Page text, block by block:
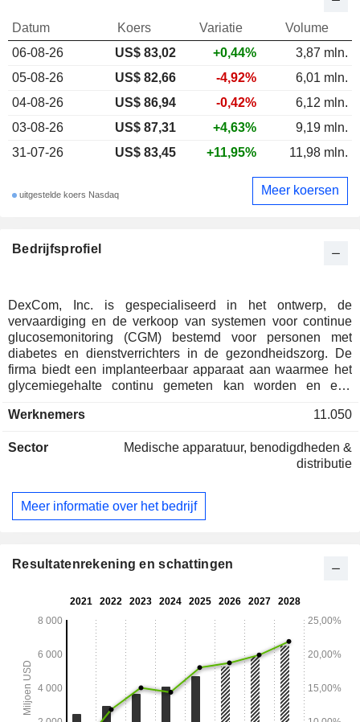
Bedrijfsprofiel
DexCom, Inc. is gespecialiseerd in het ontwerp, de
vervaardiging en de verkoop van systemen voor continue
glucosemonitoring (CGM) bestemd voor personen met
diabetes en dienstverrichters in de gezondheidszorg. De
firma biedt een implanteerbaar apparaat aan waarmee het
glycemiegehalte continu gemeten kan worden en een
op gespecificeerde tijdsintervallen doorgeeft. 71,5% van de
Werknemers 11.050
Sector
Medische apparatuur, benodigdheden &
distributie
Meer informatie over het bedrijf
Datum Koers Variatie
Volume
06-08-26
US$ 83,02 +0,44%
3,87 mln.
05-08-26
US$ 82,66 -4,92%
6,01 mln.
04-08-26
US$ 86,94 -0,42%
6,12 mln.
03-08-26
US$ 87,31 +4,63%
9,19 mln.
31-07-26
US$ 83,45 +11,95% 11,98 mln.
uitgestelde koers Nasdaq Meer koersen
Resultatenrekening en schattingen